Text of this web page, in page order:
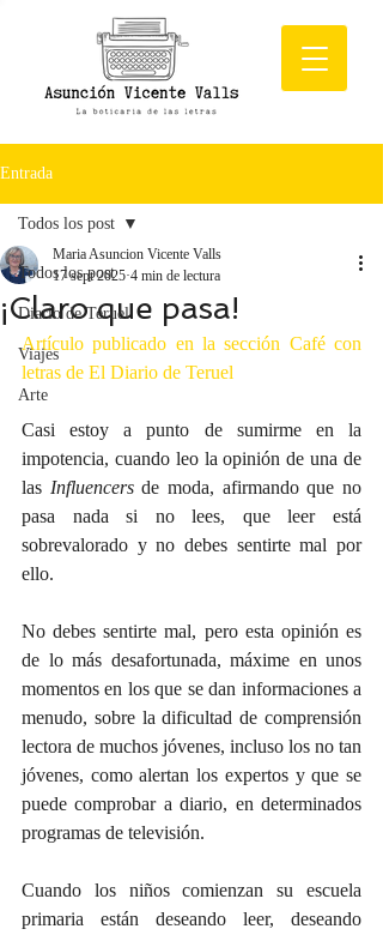
Entrada
Todos los post
Diario de Teruel
Viajes
Arte
Todos los post
¡Claro que pasa!
Maria Asuncion Vicente Valls
17 sept 2025 4 min de lectura
Artículo publicado en la sección Café con
letras de El Diario de Teruel
Casi estoy a punto de sumirme en la
impotencia, cuando leo la opinión de una de
las Influencers de moda, afirmando que no
pasa nada si no lees, que leer está
sobrevalorado y no debes sentirte mal por
ello.
No debes sentirte mal, pero esta opinión es
de lo más desafortunada, máxime en unos
momentos en los que se dan informaciones a
menudo, sobre la dificultad de comprensión
lectora de muchos jóvenes, incluso los no tan
jóvenes, como alertan los expertos y que se
puede comprobar a diario, en determinados
programas de televisión.
Cuando los niños comienzan su escuela
primaria están deseando leer, deseando